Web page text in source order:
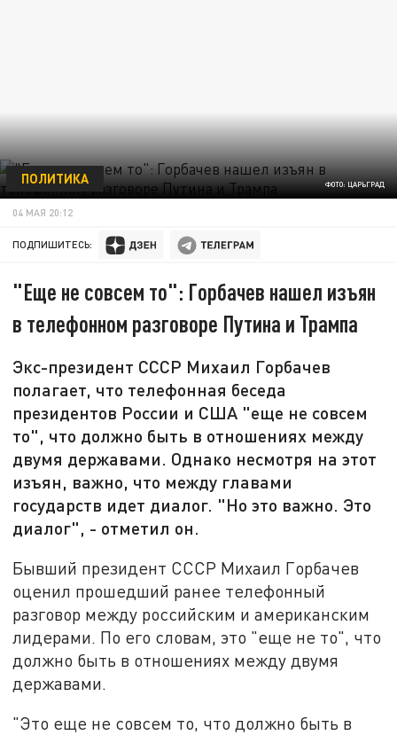
ФОТО: ЦАРЬГРАД
ПОЛИТИКА
04 МАЯ 20:12
ПОДПИШИТЕСЬ:
"Еще не совсем то": Горбачев нашел изъян
в телефонном разговоре Путина и Трампа
Экс-президент СССР Михаил Горбачев
полагает, что телефонная беседа
президентов России и США "еще не совсем
то", что должно быть в отношениях между
двумя державами. Однако несмотря на этот
изъян, важно, что между главами
государств идет диалог. "Но это важно. Это
диалог", - отметил он.
Бывший президент СССР Михаил Горбачев
оценил прошедший ранее телефонный
разговор между российским и американским
лидерами. По его словам, это "еще не то", что
должно быть в отношениях между двумя
державами.
"Это еще не совсем то, что должно быть в